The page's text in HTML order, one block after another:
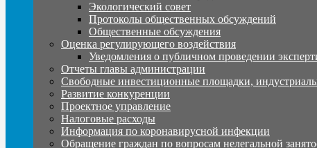
Экологический совет
Протоколы общественных обсуждений
Общественные обсуждения
Оценка регулирующего воздействия
Уведомления о публичном проведении
Отчеты главы администрации
Свободные инвестиционные площадки,
Развитие конкуренции
Проектное управление
Налоговые расходы
Информация по коронавирусной инфекции
Обращение граждан по вопросам нелегальной